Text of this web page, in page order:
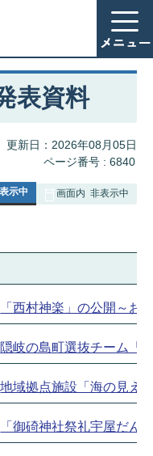
表資料
更新日：2026年08月05日
ページ番号 : 6840
表示中 画面内 非表示中
「西村神楽」の公開～お
隠岐の島町選抜チーム「
地域拠点施設「海の見え
「御碕神社祭礼宇屋だん